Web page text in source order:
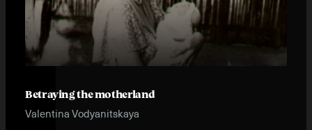
Betraying the motherland
Valentina Vodyanitskaya